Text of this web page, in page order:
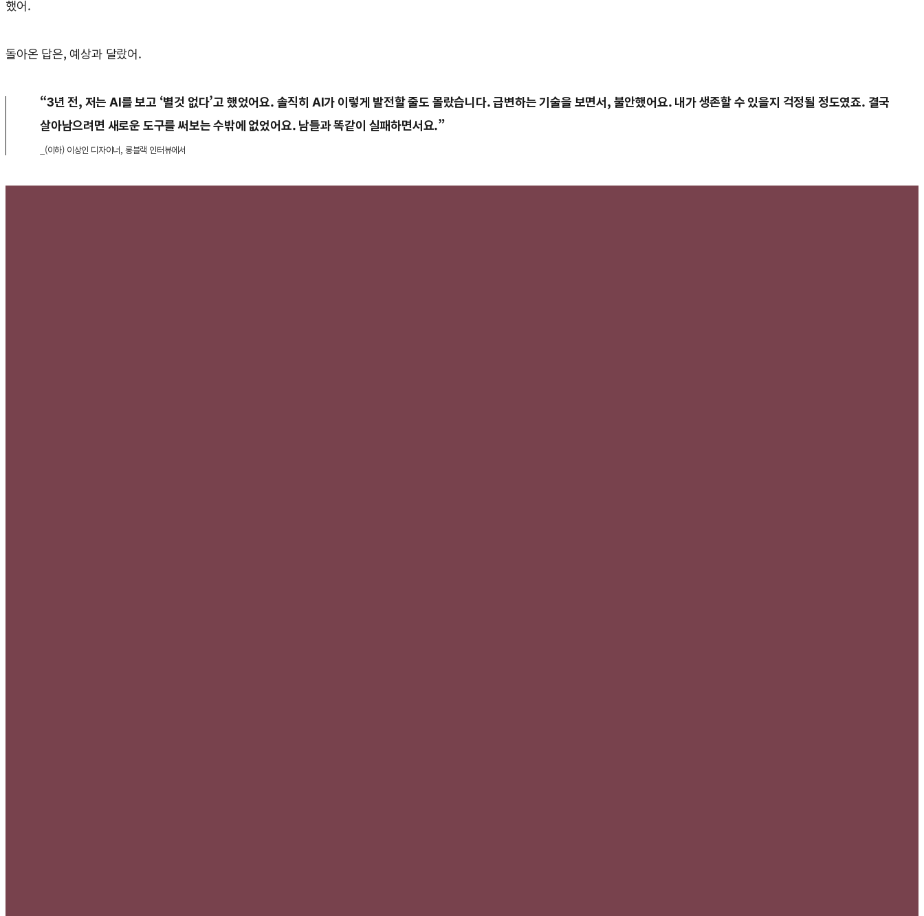
했어.
돌아온 답은, 예상과 달랐어.
“3년 전, 저는 AI를 보고 ‘별것 없다’고 했었어요. 솔직히 AI가 이렇게 발전할 줄도 몰랐습니다. 급변하는 기술을 보면서, 불안했어요. 내가 생존할 수 있을지 걱정될 정도였죠. 결국
살아남으려면 새로운 도구를 써보는 수밖에 없었어요. 남들과 똑같이 실패하면서요.”
_(이하) 이상인 디자이너, 롱블랙 인터뷰에서